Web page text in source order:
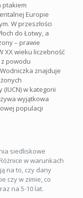
ptakiem
Europie
W przeszłości
do Łotwy, a
– prawie
XX wieku liczebność
z powodu
znajduje
w kategorii
wyjątkowa
populacji
siedliskowe
w warunkach
na to, czy dany
czy w zimie, co
na 5-10 lat.